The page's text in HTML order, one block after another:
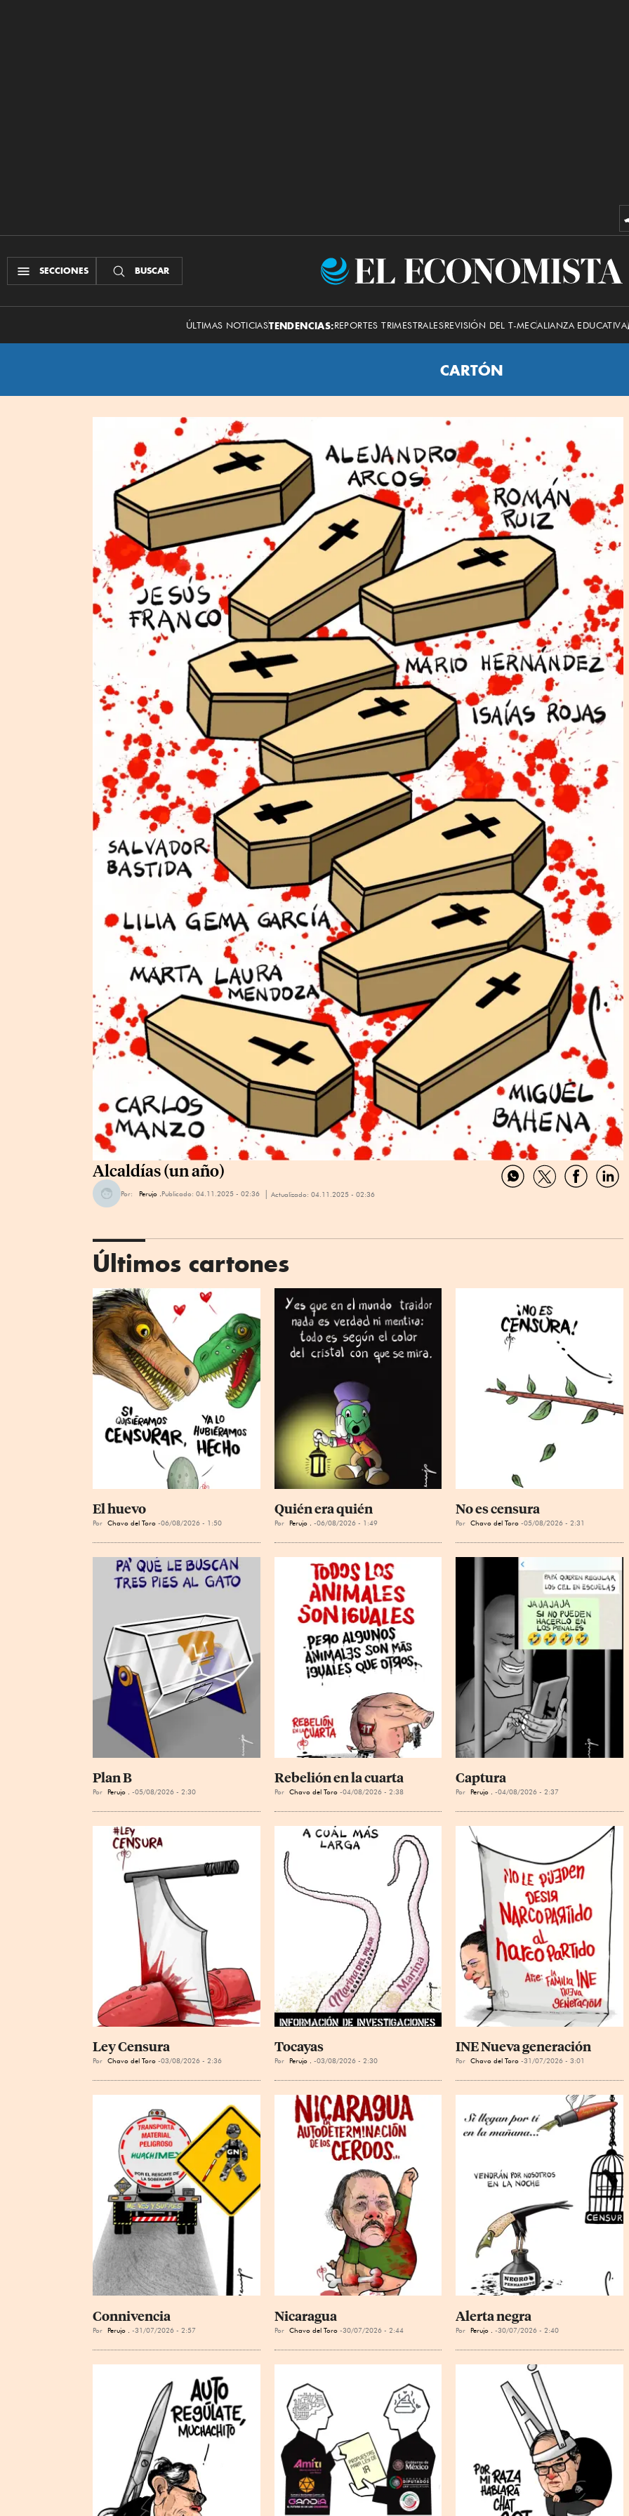
SECCIONES BUSCAR
El
ÚLTIMAS NOTICIASTENDENCIAS:REPORTES TRIMESTRALESREVISIÓN DEL T-MECALIANZA EDUCATIVA
CARTÓN
Alcaldías (un año)
Por: Perujo . Publicado: 04.11.2025 - 02:36 Actualizado: 04.11.2025 - 02:36
CompartirCompartirCompartir
Últimos cartones
El huevo
Por Chavo del Toro 06/08/2026 - 1:50
Quién era quién
Por Perujo . 06/08/2026 - 1:49
No es censura
Por Chavo del Toro 05/08/2026 - 2:31
Plan B
Por Perujo . 05/08/2026 - 2:30
Rebelión en la cuarta
Por Chavo del Toro 04/08/2026 - 2:38
Captura
Por Perujo . 04/08/2026 - 2:37
Ley Censura
Por Chavo del Toro 03/08/2026 - 2:36
Tocayas
Por Perujo . 03/08/2026 - 2:30
INE Nueva generación
Por Chavo del Toro 31/07/2026 - 3:01
Connivencia
Por Perujo . 31/07/2026 - 2:57
Nicaragua
Por Chavo del Toro 30/07/2026 - 2:44
Alerta negra
Por Perujo . 30/07/2026 - 2:40